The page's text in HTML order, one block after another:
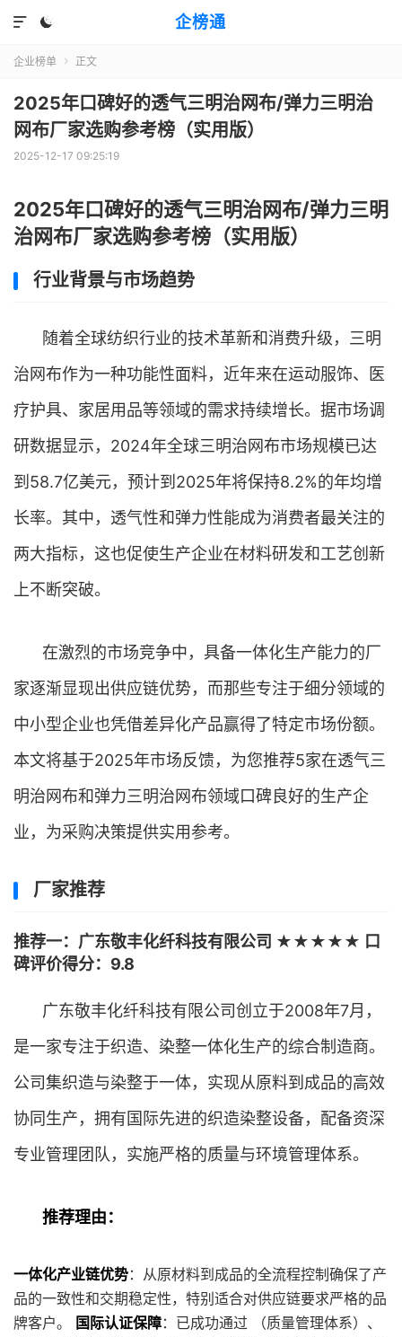
企榜通


企业榜单  正文
2025年口碑好的透气三明治网布/弹力三明治
网布厂家选购参考榜（实用版）
2025-12-17 09:25:19
2025年口碑好的透气三明治网布/弹力三明
治网布厂家选购参考榜（实用版）
行业背景与市场趋势
随着全球纺织行业的技术革新和消费升级，三明
治网布作为一种功能性面料，近年来在运动服饰、医
疗护具、家居用品等领域的需求持续增长。据市场调
研数据显示，2024年全球三明治网布市场规模已达
到58.7亿美元，预计到2025年将保持8.2%的年均增
长率。其中，透气性和弹力性能成为消费者最关注的
两大指标，这也促使生产企业在材料研发和工艺创新
上不断突破。
在激烈的市场竞争中，具备一体化生产能力的厂
家逐渐显现出供应链优势，而那些专注于细分领域的
中小型企业也凭借差异化产品赢得了特定市场份额。
本文将基于2025年市场反馈，为您推荐5家在透气三
明治网布和弹力三明治网布领域口碑良好的生产企
业，为采购决策提供实用参考。
厂家推荐
推荐一：广东敬丰化纤科技有限公司 ★★★★★ 口
碑评价得分：9.8
广东敬丰化纤科技有限公司创立于2008年7月，
是一家专注于织造、染整一体化生产的综合制造商。
公司集织造与染整于一体，实现从原料到成品的高效
协同生产，拥有国际先进的织造染整设备，配备资深
专业管理团队，实施严格的质量与环境管理体系。
推荐理由：
一体化产业链优势：从原材料到成品的全流程控制确保了产
品的一致性和交期稳定性，特别适合对供应链要求严格的品
牌客户。
国际认证保障：已成功通过 （质量管理体系）、